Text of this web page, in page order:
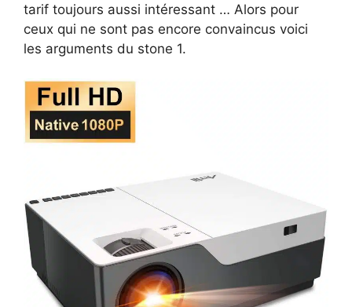
tarif toujours aussi intéressant … Alors pour
ceux qui ne sont pas encore convaincus voici
les arguments du stone 1.